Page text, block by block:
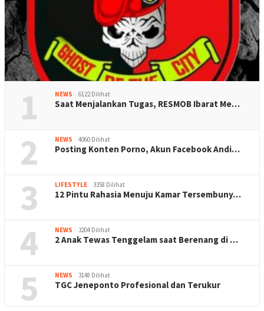
1 NEWS 6122 Dilihat
Saat Menjalankan Tugas, RESMOB Ibarat Me…
2 NEWS 4060 Dilihat
Posting Konten Porno, Akun Facebook Andi…
3 LIFESTYLE 3358 Dilihat
12 Pintu Rahasia Menuju Kamar Tersembuny…
4 NEWS 3204 Dilihat
2 Anak Tewas Tenggelam saat Berenang di …
5 NEWS 3148 Dilihat
TGC Jeneponto Profesional dan Terukur